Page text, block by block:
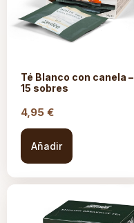
Té Blanco con canela –
15 sobres
4,95 €
Añadir